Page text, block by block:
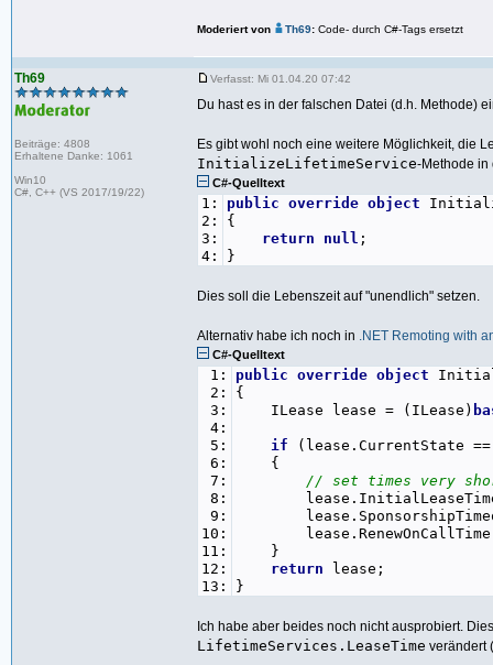
Moderiert von Th69: Code- durch C#-Tags ersetzt
Th69
Beiträge: 4808
Erhaltene Danke: 1061
Win10
C#, C++ (VS 2017/19/22)
Verfasst: Mi 01.04.20 07:42
Du hast es in der falschen Datei (d.h. Methode)
Es gibt wohl noch eine weitere Möglichkeit, die
InitializeLifetimeService-Methode
C#-Quelltext
1:
2:
3:
4:
public override object
{
return
null ;
}
Dies soll die Lebenszeit auf "unendlich" setzen.
Alternativ habe ich noch in .NET Remoting with
C#-Quelltext
1:
2:
3:
4:
5:
6:
7:
8:
9:
10:
11:
12:
13:
public override object
{
ILease lease = (ILease)
if (lease.CurrentState
{
// set times very
lease.InitialLeaseTime =
lease.SponsorshipTimeout
lease.RenewOnCallTime =
}
return lease;
}
Ich habe aber beides noch nicht ausprobiert.
LifetimeServices.LeaseTime verändert